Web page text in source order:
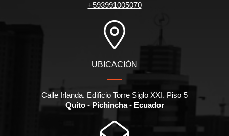
+593991005070
UBICACIÓN
Calle Irlanda. Edificio Torre Siglo XXI. Piso 5
Quito - Pichincha - Ecuador